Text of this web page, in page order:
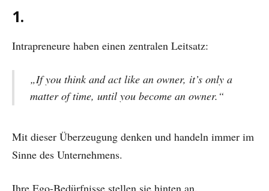
1.
Intrapreneure haben einen zentralen Leitsatz:
„If you think and act like an owner, it’s only a
matter of time, until you become an owner.“
Mit dieser Überzeugung denken und handeln immer im
Sinne des Unternehmens.
Ihre Ego-Bedürfnisse stellen sie hinten an.